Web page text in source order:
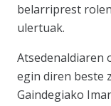
belarriprest
ulertuak.
Atsedenaldiaren
egin diren beste
Gaindegiako